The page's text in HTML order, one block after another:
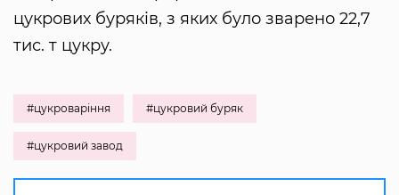
цукрових буряків, з яких було зварено 22,7
тис. т цукру.
#цукроваріння #цукровий буряк
#цукровий завод